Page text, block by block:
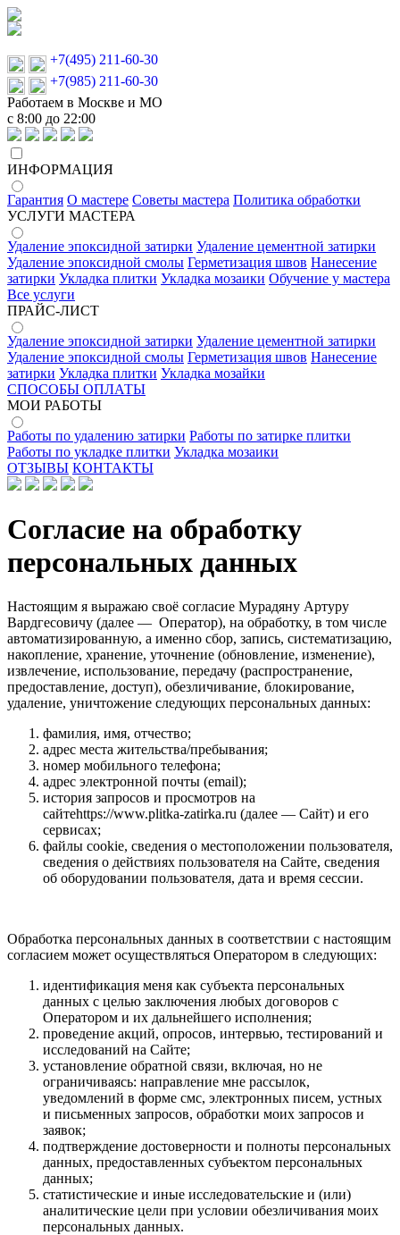
+7(495) 211-60-30
+7(985) 211-60-30
Работаем в Москве и МО
с 8:00 до 22:00
ИНФОРМАЦИЯ
Гарантия О мастере Советы мастера Политика обработки
УСЛУГИ МАСТЕРА
Удаление эпоксидной затирки Удаление цементной затирки
Удаление эпоксидной смолы Герметизация швов Нанесение
затирки Укладка плитки Укладка мозаики Обучение у мастера
Все услуги
ПРАЙС-ЛИСТ
Удаление эпоксидной затирки Удаление цементной затирки
Удаление эпоксидной смолы Герметизация швов Нанесение
затирки Укладка плитки Укладка мозайки
СПОСОБЫ ОПЛАТЫ
МОИ РАБОТЫ
Работы по удалению затирки Работы по затирке плитки
Работы по укладке плитки Укладка мозаики
ОТЗЫВЫ КОНТАКТЫ
Согласие на обработку
персональных данных
Настоящим я выражаю своё согласие Мурадяну Артуру
Вардгесовичу (далее — Оператор), на обработку, в том числе
автоматизированную, а именно сбор, запись, систематизацию,
накопление, хранение, уточнение (обновление, изменение),
извлечение, использование, передачу (распространение,
предоставление, доступ), обезличивание, блокирование,
удаление, уничтожение следующих персональных данных:
фамилия, имя, отчество;
адрес места жительства/пребывания;
номер мобильного телефона;
адрес электронной почты (email);
история запросов и просмотров на
сайтеhttps://www.plitka-zatirka.ru (далее — Сайт) и его
сервисах;
файлы cookie, сведения о местоположении пользователя,
сведения о действиях пользователя на Сайте, сведения
об оборудовании пользователя, дата и время сессии.
Обработка персональных данных в соответствии с настоящим
согласием может осуществляться Оператором в следующих:
идентификация меня как субъекта персональных
данных с целью заключения любых договоров с
Оператором и их дальнейшего исполнения;
проведение акций, опросов, интервью, тестирований и
исследований на Сайте;
установление обратной связи, включая, но не
ограничиваясь: направление мне рассылок,
уведомлений в форме смс, электронных писем, устных
и письменных запросов, обработки моих запросов и
заявок;
подтверждение достоверности и полноты персональных
данных, предоставленных субъектом персональных
данных;
статистические и иные исследовательские и (или)
аналитические цели при условии обезличивания моих
персональных данных.